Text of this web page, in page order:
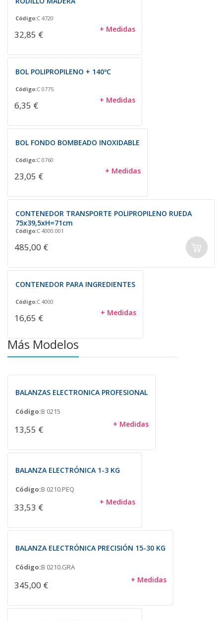
Código:C 4720
32,85 € + Medidas
BOL POLIPROPILENO + 140ºC
Código:C 0775
6,35 € + Medidas
BOL FONDO BOMBEADO INOXIDABLE
Código:C 0760
23,05 € + Medidas
CONTENEDOR TRANSPORTE POLIPROPILENO RUEDA
75x39,5xH=71cm
Código:C 4000.001
485,00 €
CONTENEDOR PARA INGREDIENTES
Código:C 4000
16,65 € + Medidas
Más Modelos
BALANZAS ELECTRONICA PROFESIONAL
Código:B 0215
13,55 € + Medidas
BALANZA ELECTRÓNICA 1-3 KG
Código:B 0210.PEQ
33,53 € + Medidas
BALANZA ELECTRÓNICA PRECISIÓN 15-30 KG
Código:B 0210.GRA
345,00 € + Medidas